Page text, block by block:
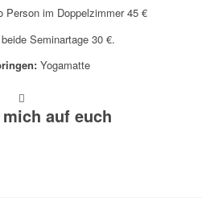
Person im Doppelzimmer 45 €
Seminartage 30 €.
Yogamatte
auf euch